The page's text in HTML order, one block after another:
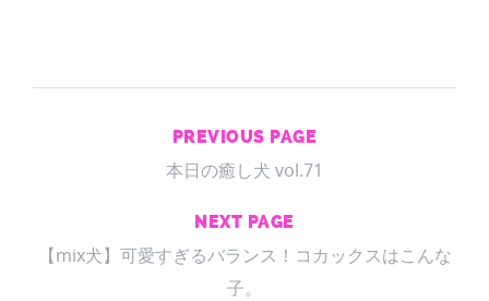
PREVIOUS PAGE
本日の癒し犬 vol.71
NEXT PAGE
【mix犬】可愛すぎるバランス！コカックスはこんな
子。